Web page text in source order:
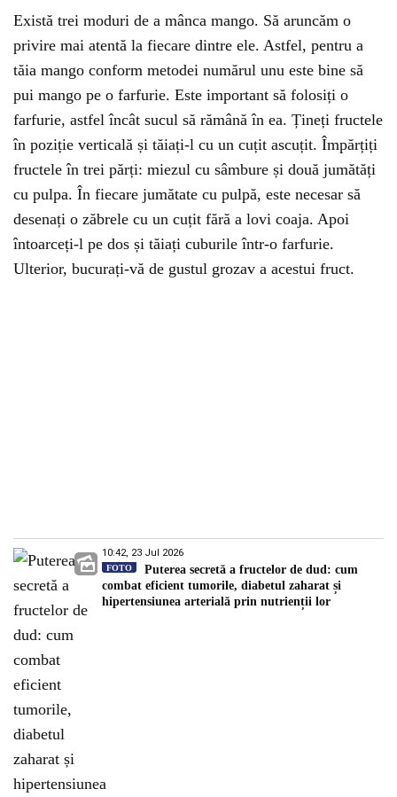
Există trei moduri de a mânca mango. Să aruncăm o
privire mai atentă la fiecare dintre ele. Astfel, pentru a
tăia mango conform metodei numărul unu este bine să
pui mango pe o farfurie. Este important să folosiți o
farfurie, astfel încât sucul să rămână în ea. Țineți fructele
în poziție verticală și tăiați-l cu un cuțit ascuțit. Împărțiți
fructele în trei părți: miezul cu sâmbure și două jumătăți
cu pulpa. În fiecare jumătate cu pulpă, este necesar să
desenați o zăbrele cu un cuțit fără a lovi coaja. Apoi
întoarceți-l pe dos și tăiați cuburile într-o farfurie.
Ulterior, bucurați-vă de gustul grozav a acestui fruct.
10:42, 23 Jul 2026
FOTO
Puterea secretă a fructelor de dud: cum
combat eficient tumorile, diabetul zaharat și
hipertensiunea arterială prin nutrienții lor